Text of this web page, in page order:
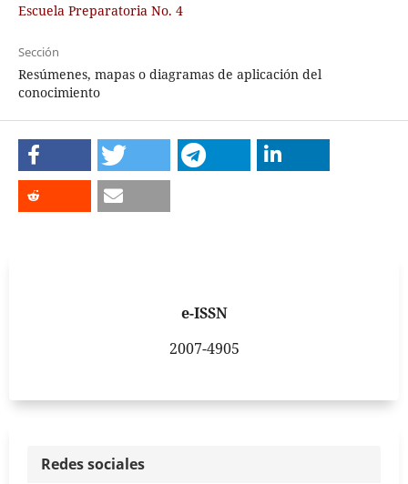
Escuela Preparatoria No. 4
Sección
Resúmenes, mapas o diagramas de aplicación del
conocimiento
e-ISSN
2007-4905
Redes sociales